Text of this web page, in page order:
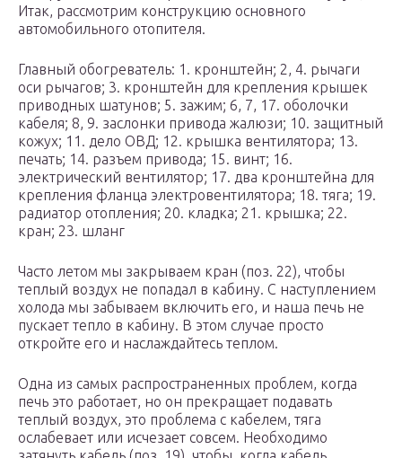
Итак, рассмотрим конструкцию основного
автомобильного отопителя.
Главный обогреватель: 1. кронштейн; 2, 4. рычаги
оси рычагов; 3. кронштейн для крепления крышек
приводных шатунов; 5. зажим; 6, 7, 17. оболочки
кабеля; 8, 9. заслонки привода жалюзи; 10. защитный
кожух; 11. дело ОВД; 12. крышка вентилятора; 13.
печать; 14. разъем привода; 15. винт; 16.
электрический вентилятор; 17. два кронштейна для
крепления фланца электровентилятора; 18. тяга; 19.
радиатор отопления; 20. кладка; 21. крышка; 22.
кран; 23. шланг
Часто летом мы закрываем кран (поз. 22), чтобы
теплый воздух не попадал в кабину. С наступлением
холода мы забываем включить его, и наша печь не
пускает тепло в кабину. В этом случае просто
откройте его и наслаждайтесь теплом.
Одна из самых распространенных проблем, когда
печь это работает, но он прекращает подавать
теплый воздух, это проблема с кабелем, тяга
ослабевает или исчезает совсем. Необходимо